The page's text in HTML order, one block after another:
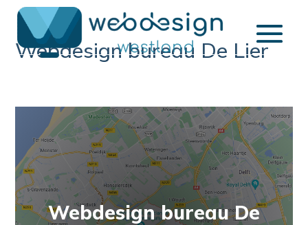
Webdesign bureau De Lier
Webdesign bureau De